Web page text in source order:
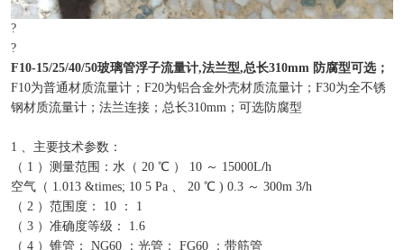
?
?
F10-15/25/40/50玻璃管浮子流量计,法兰型,总长310mm 防腐型可选；
F10为普通材质流量计；F20为铝合金外壳材质流量计；F30为全不锈
钢材质流量计；法兰连接；总长310mm；可选防腐型
1 、主要技术参数：
（ 1 ）测量范围：水（ 20 ℃ ） 10 ～ 15000L/h
空气（ 1.013 &times; 10 5 Pa 、 20 ℃ ) 0.3 ～ 300m 3/h
（ 2 ）范围度： 10 ： 1
（ 3 ）准确度等级： 1.6
（ 4 ）锥管： NG60 ：光管； FG60 ：带筋管